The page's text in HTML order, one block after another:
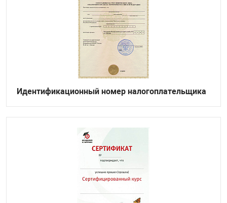
Идентификационный номер налогоплательщика